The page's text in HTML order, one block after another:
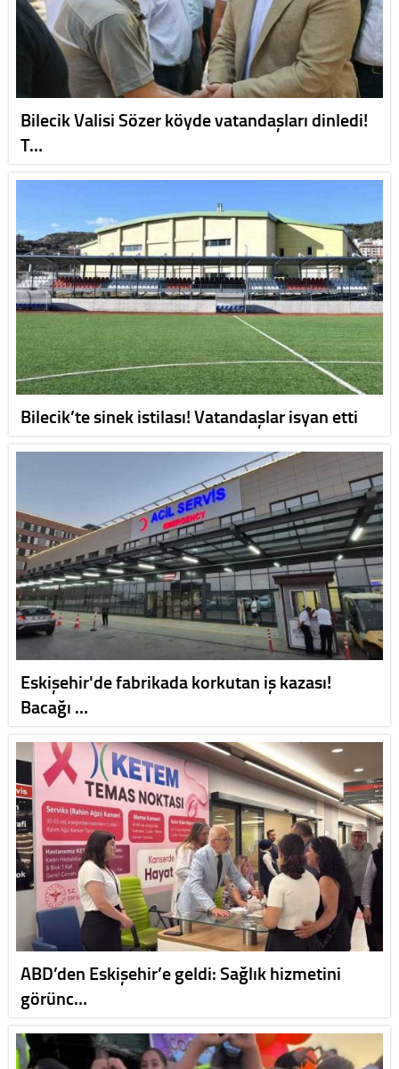
Bilecik Valisi Sözer köyde vatandaşları dinledi!
T…
Bilecik’te sinek istilası! Vatandaşlar isyan etti
Eskişehir'de fabrikada korkutan iş kazası!
Bacağı …
ABD’den Eskişehir’e geldi: Sağlık hizmetini
görünc…